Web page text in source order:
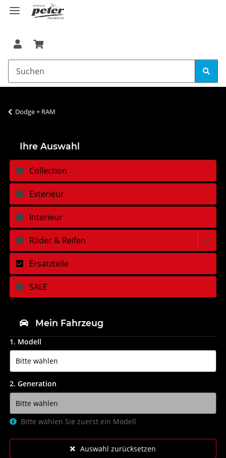
Dodge + RAM
Ihre Auswahl
Collection
Exterieur
Interieur
Räder & Reifen
Ersatzteile
SALE
Mein Fahrzeug
1. Modell
2. Generation
Bitte wählen Sie zuerst ein Modell
Auswahl zurücksetzen